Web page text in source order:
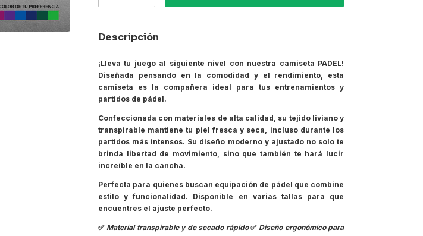
Descripción
¡Lleva tu juego al siguiente nivel con nuestra camiseta PADEL!
Diseñada pensando en la comodidad y el rendimiento, esta
camiseta es la compañera ideal para tus entrenamientos y
partidos de pádel.
Confeccionada con materiales de alta calidad, su tejido liviano y
transpirable mantiene tu piel fresca y seca, incluso durante los
partidos más intensos. Su diseño moderno y ajustado no solo te
brinda libertad de movimiento, sino que también te hará lucir
increíble en la cancha.
Perfecta para quienes buscan equipación de pádel que combine
estilo y funcionalidad. Disponible en varias tallas para que
encuentres el ajuste perfecto.
✅ Material transpirable y de secado rápido✅ Diseño ergonómico para